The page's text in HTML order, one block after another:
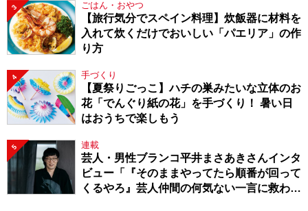
3 ごはん・おやつ
【旅行気分でスペイン料理】炊飯器に材料を
入れて炊くだけでおいしい「パエリア」の作
り方
4 手づくり
【夏祭りごっこ】ハチの巣みたいな立体のお
花「でんぐり紙の花」を手づくり！ 暑い日
はおうちで楽しもう
5 連載
芸人・男性ブランコ平井まさあきさんインタ
ビュー「『そのままやってたら順番が回って
くるやろ』芸人仲間の何気ない一言に救われ